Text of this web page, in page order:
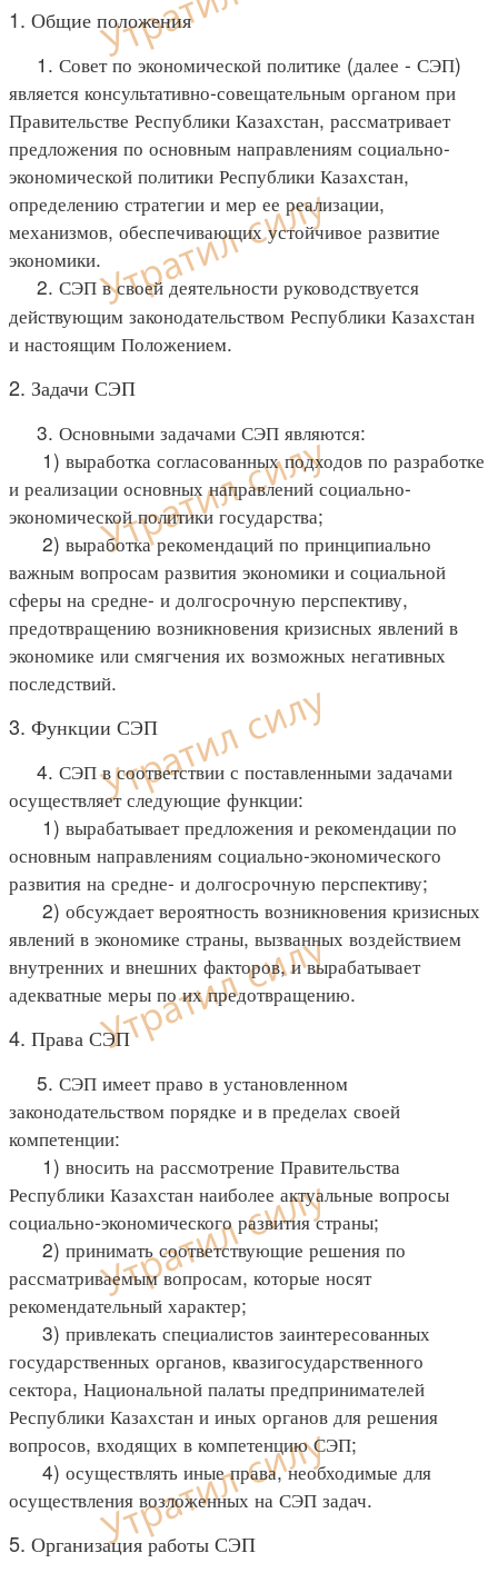
1. Общие положения
1. Совет по экономической политике (далее - СЭП)
является консультативно-совещательным органом при
Правительстве Республики Казахстан, рассматривает
предложения по основным направлениям социально-
экономической политики Республики Казахстан,
определению стратегии и мер ее реализации,
механизмов, обеспечивающих устойчивое развитие
экономики.
2. СЭП в своей деятельности руководствуется
действующим законодательством Республики Казахстан
и настоящим Положением.
2. Задачи СЭП
3. Основными задачами СЭП являются:
1) выработка согласованных подходов по разработке
и реализации основных направлений социально-
экономической политики государства;
2) выработка рекомендаций по принципиально
важным вопросам развития экономики и социальной
сферы на средне- и долгосрочную перспективу,
предотвращению возникновения кризисных явлений в
экономике или смягчения их возможных негативных
последствий.
3. Функции СЭП
4. СЭП в соответствии с поставленными задачами
осуществляет следующие функции:
1) вырабатывает предложения и рекомендации по
основным направлениям социально-экономического
развития на средне- и долгосрочную перспективу;
2) обсуждает вероятность возникновения кризисных
явлений в экономике страны, вызванных воздействием
внутренних и внешних факторов, и вырабатывает
адекватные меры по их предотвращению.
4. Права СЭП
5. СЭП имеет право в установленном
законодательством порядке и в пределах своей
компетенции:
1) вносить на рассмотрение Правительства
Республики Казахстан наиболее актуальные вопросы
социально-экономического развития страны;
2) принимать соответствующие решения по
рассматриваемым вопросам, которые носят
рекомендательный характер;
3) привлекать специалистов заинтересованных
государственных органов, квазигосударственного
сектора, Национальной палаты предпринимателей
Республики Казахстан и иных органов для решения
вопросов, входящих в компетенцию СЭП;
4) осуществлять иные права, необходимые для
осуществления возложенных на СЭП задач.
5. Организация работы СЭП